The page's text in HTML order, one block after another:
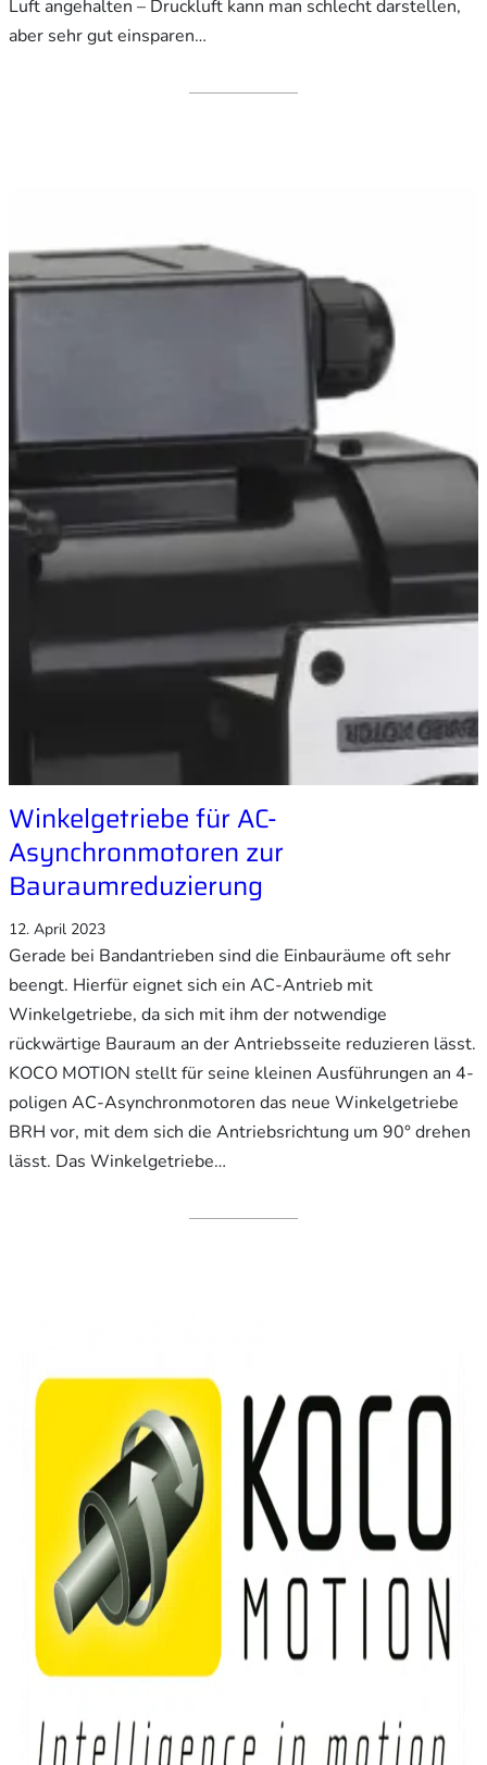
Luft angehalten – Druckluft kann man schlecht darstellen,
aber sehr gut einsparen…
Winkelgetriebe für AC-
Asynchronmotoren zur
Bauraumreduzierung
12. April 2023
Gerade bei Bandantrieben sind die Einbauräume oft sehr
beengt. Hierfür eignet sich ein AC-Antrieb mit
Winkelgetriebe, da sich mit ihm der notwendige
rückwärtige Bauraum an der Antriebsseite reduzieren lässt.
KOCO MOTION stellt für seine kleinen Ausführungen an 4-
poligen AC-Asynchronmotoren das neue Winkelgetriebe
BRH vor, mit dem sich die Antriebsrichtung um 90° drehen
lässt. Das Winkelgetriebe…